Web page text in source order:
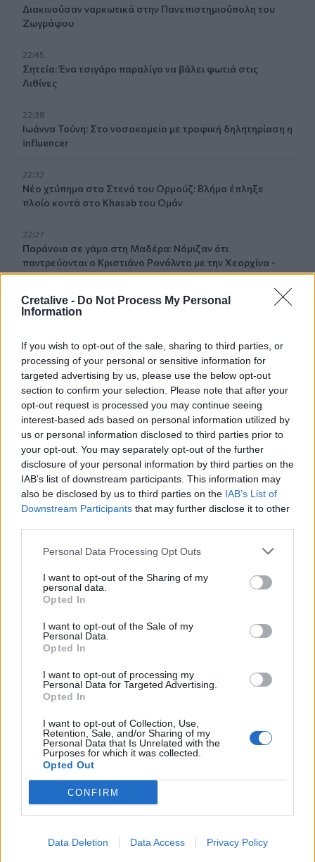
Cretalive - Do Not Process My Personal
Information
If you wish to opt-out of the sale, sharing to third parties, or
processing of your personal or sensitive information for
targeted advertising by us, please use the below opt-out
section to confirm your selection. Please note that after your
opt-out request is processed you may continue seeing
interest-based ads based on personal information utilized by
us or personal information disclosed to third parties prior to
your opt-out. You may separately opt-out of the further
disclosure of your personal information by third parties on the
IAB’s list of downstream participants. This information may
also be disclosed by us to third parties on the IAB’s List of
Downstream Participants that may further disclose it to other
Personal Data Processing Opt Outs
I want to opt-out of the Sharing of my
personal data.
Opted In
I want to opt-out of the Sale of my
Personal Data.
Opted In
I want to opt-out of processing my
Personal Data for Targeted Advertising.
Opted In
I want to opt-out of Collection, Use,
Retention, Sale, and/or Sharing of my
Personal Data that Is Unrelated with the
Purposes for which it was collected.
Opted Out
CONFIRM
Data Deletion Data Access Privacy Policy
Διακινούσαν ναρκωτικά στην Πανεπιστημιούπολη του
Ζωγράφου
22:45
Σητεία: Ένα τσιγάρο παραλίγο να βάλει φωτιά στις
Λιθίνες
22:38
Ιωάννα Τούνη: Στο νοσοκομείο με τροφική δηλητηρίαση η
influencer
22:32
Νέο χτύπημα στα Στενά του Ορμούζ: Βλήμα έπληξε
πλοίο κοντά στο Khasab του Ομάν
22:27
Παράνοια σε γάμο στη Μαδέρα: Νόμιζαν ότι
παντρεύονται ο Κριστιάνο Ρονάλντο με την Χεορχίνα -
Βίντεο
22:14
22:11
Γιάννης Κωνσταντέλιας: Μπαμπάς για δεύτερη φορά έγινε
ο ποδοσφαιριστής του ΠΑΟΚ
22:03
Τραγωδία στην Πάρο: Για ανθρωποκτονία από αμέλεια
κατηγορούνται οι γονείς του 4χρονου και ο ιδιοκτήτης
του beach bar
Νέα διοίκηση για το Κέντρο Κρητικής Λογοτεχνίας
Στα ύψη το Σάββατο (08/08) ο υδράργυρος: Σε ποια
Μπάλος: Επίσκεψη με… ραντεβού - Τι σχεδιάζεται για την
διάσημη παραλία
Erasmus+
Βουλγαρία: Μη επανδρωμένο αεροσκάφος συνετρίβη
κοντά σε αγωγό φυσικού αερίου
Τραγωδία στην Αλεξανδρούπολη: Νεκρός άνδρας που
έπεσε σε πηγάδι
Ηράκλειο: Με λαμπρότητα και κατάνυξη ο εορτασμός του